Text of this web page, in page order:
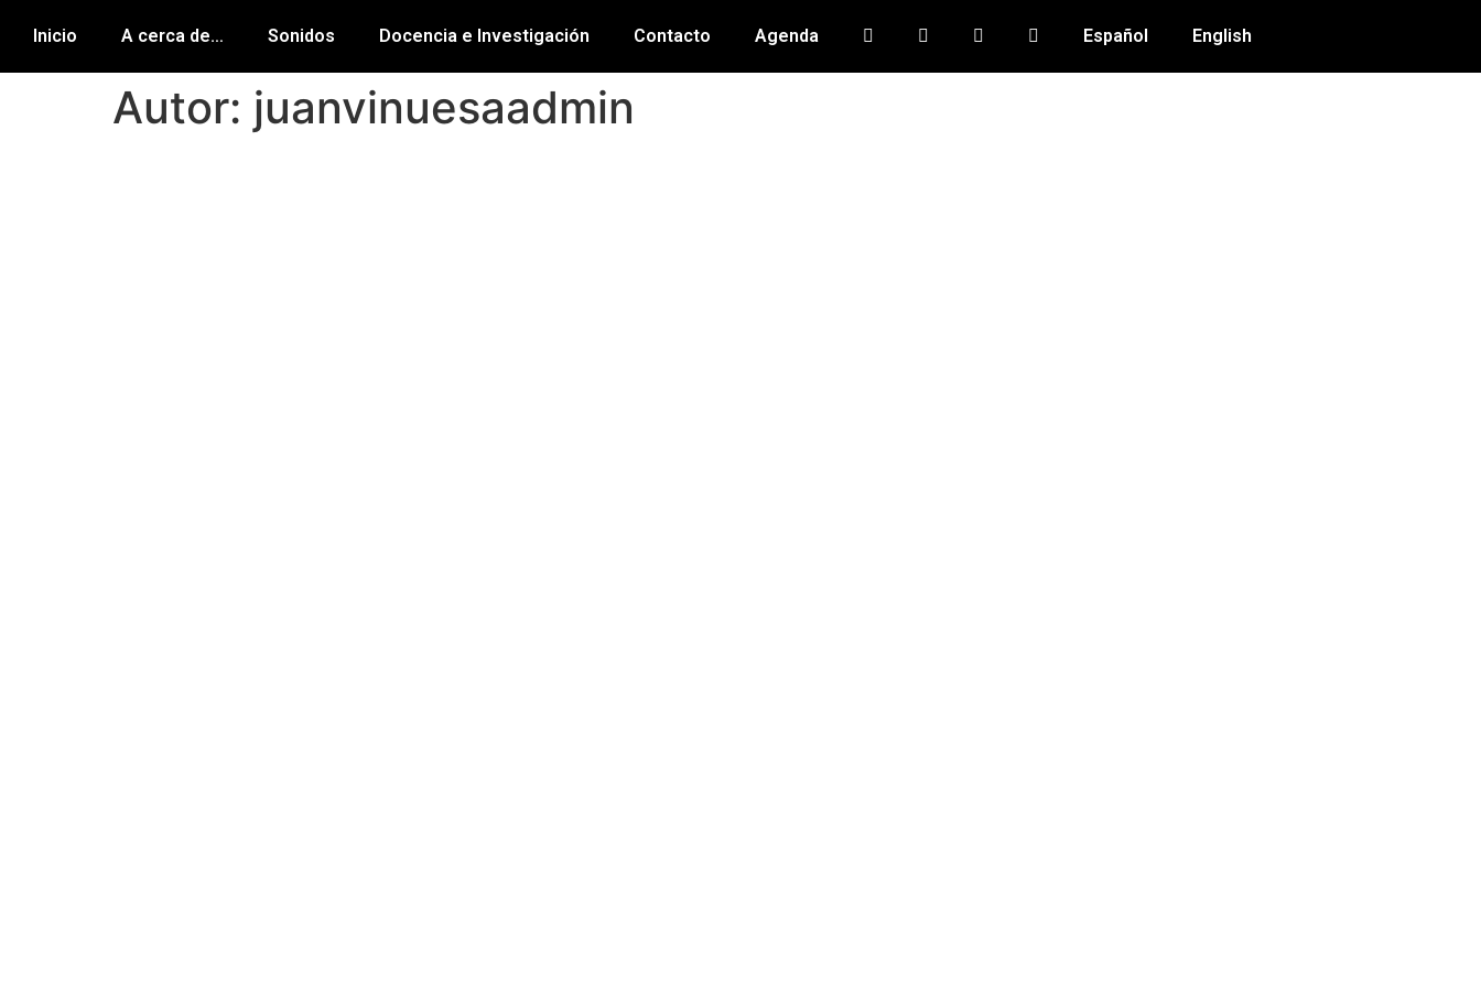
Inicio A cerca de… Sonidos Docencia e Investigación Contacto Agenda Español English
Autor: juanvinuesaadmin